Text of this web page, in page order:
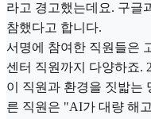
라고 경고했는데요. 구글
참했다고 합니다.
서명에 참여한 직원들은
센터 직원까지 다양하죠.
이 직원과 환경을 짓밟는
른 직원은 "AI가 대량 해